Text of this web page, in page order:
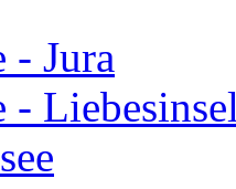
- Jura
-